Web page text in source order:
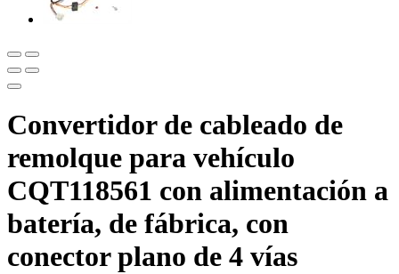
Convertidor de cableado de
remolque para vehículo
CQT118561 con alimentación a
batería, de fábrica, con
conector plano de 4 vías